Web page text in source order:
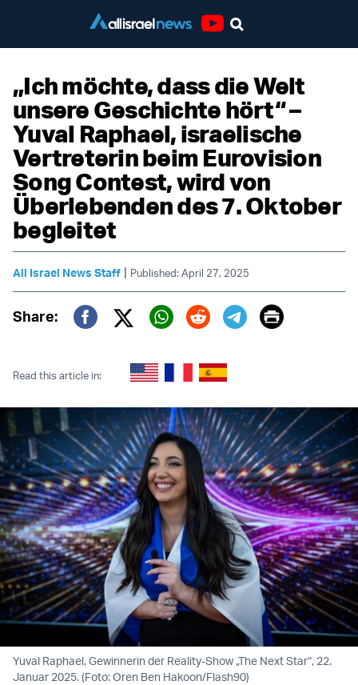
„Ich möchte, dass die Welt
unsere Geschichte hört“ –
Yuval Raphael, israelische
Vertreterin beim Eurovision
Song Contest, wird von
Überlebenden des 7. Oktober
begleitet
All Israel News Staff | Published: April 27, 2025
Share:
Twitter (X)
Print
Read this article in:
Yuval Raphael, Gewinnerin der Reality-Show „The Next Star“, 22.
Januar 2025. (Foto: Oren Ben Hakoon/Flash90)